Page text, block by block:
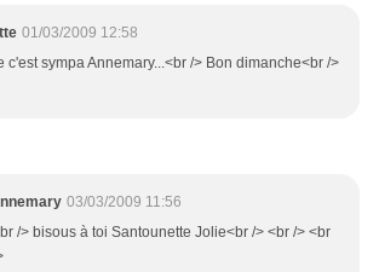
01/03/2009 12:58
c'est sympa Annemary...<br /> Bon dimanche<br />
03/03/2009 11:56
/> bisous à toi Santounette Jolie<br /> <br /> <br